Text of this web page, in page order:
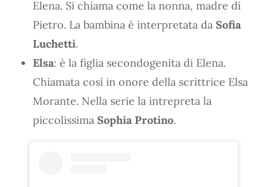
Elena. Si chiama come la nonna, madre di
Pietro. La bambina è interpretata da Sofia
Luchetti.
Elsa: è la figlia secondogenita di Elena.
Chiamata così in onore della scrittrice Elsa
Morante. Nella serie la intrepreta la
piccolissima Sophia Protino.